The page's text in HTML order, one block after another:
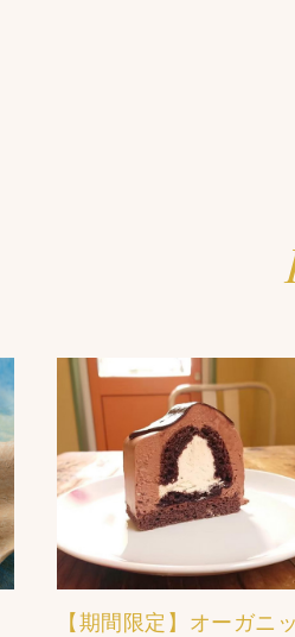
【期間限定】オーガニ